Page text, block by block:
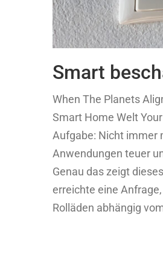
Smart
When The Planets
Smart Home Welt
Aufgabe: Nicht immer
Anwendungen teuer
Genau das zeigt
erreichte eine
Rolläden abhängig